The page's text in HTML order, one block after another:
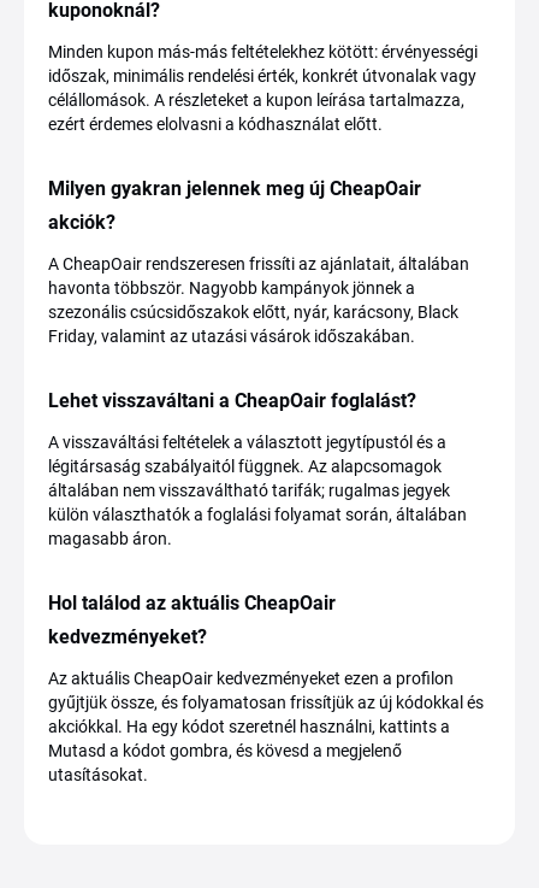
kuponoknál?
Minden kupon más-más feltételekhez kötött: érvényességi
időszak, minimális rendelési érték, konkrét útvonalak vagy
célállomások. A részleteket a kupon leírása tartalmazza,
ezért érdemes elolvasni a kódhasználat előtt.
Milyen gyakran jelennek meg új CheapOair
akciók?
A CheapOair rendszeresen frissíti az ajánlatait, általában
havonta többször. Nagyobb kampányok jönnek a
szezonális csúcsidőszakok előtt, nyár, karácsony, Black
Friday, valamint az utazási vásárok időszakában.
Lehet visszaváltani a CheapOair foglalást?
A visszaváltási feltételek a választott jegytípustól és a
légitársaság szabályaitól függnek. Az alapcsomagok
általában nem visszaváltható tarifák; rugalmas jegyek
külön választhatók a foglalási folyamat során, általában
magasabb áron.
Hol találod az aktuális CheapOair
kedvezményeket?
Az aktuális CheapOair kedvezményeket ezen a profilon
gyűjtjük össze, és folyamatosan frissítjük az új kódokkal és
akciókkal. Ha egy kódot szeretnél használni, kattints a
Mutasd a kódot gombra, és kövesd a megjelenő
utasításokat.